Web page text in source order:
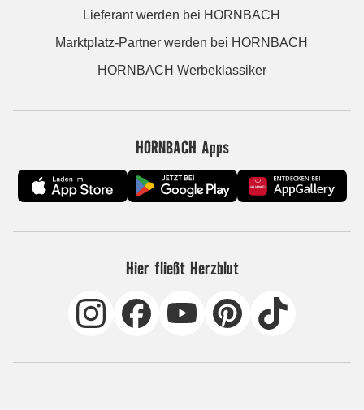
Lieferant werden bei HORNBACH
Marktplatz-Partner werden bei HORNBACH
HORNBACH Werbeklassiker
HORNBACH Apps
Hier fließt Herzblut